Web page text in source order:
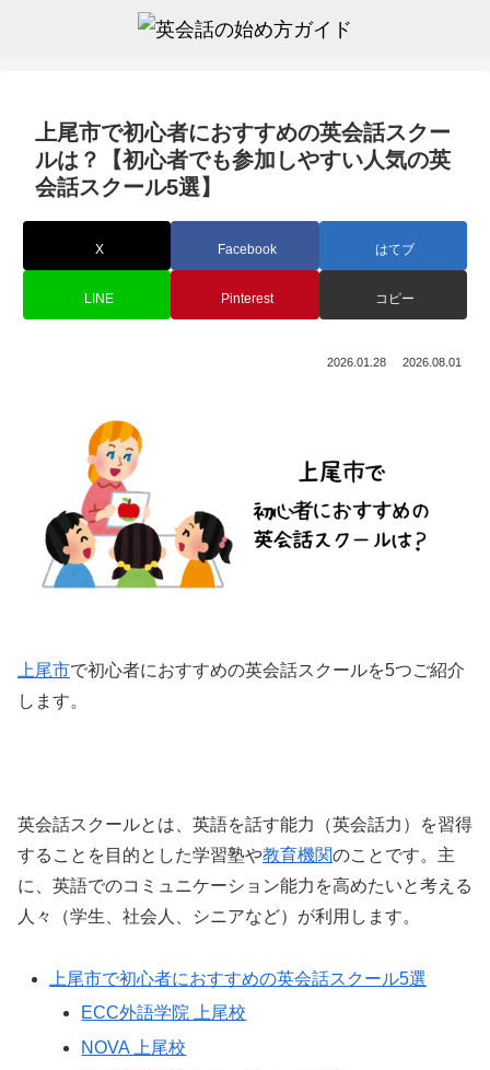
上尾市で初心者におすすめの英会話スクー
ルは？【初心者でも参加しやすい人気の英
会話スクール5選】
X Facebook はてブ
LINE Pinterest コピー
2026.01.28 2026.08.01
上尾市で初心者におすすめの英会話スクールを5つご紹介
します。
英会話スクールとは、英語を話す能力（英会話力）を習得
することを目的とした学習塾や教育機関のことです。主
に、英語でのコミュニケーション能力を高めたいと考える
人々（学生、社会人、シニアなど）が利用します。
上尾市で初心者におすすめの英会話スクール5選
ECC外語学院 上尾校
NOVA 上尾校